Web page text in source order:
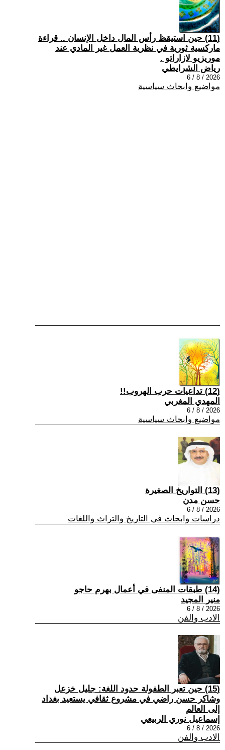
(11) حين استيقظ رأس المال داخل الإنسان .. قراءة
ماركسية ثورية في نظرية العمل غير المادي عند
موريزيو لازاراتو .
رياض الشرايطي
2026 / 8 / 6
مواضيع وابحاث سياسية
(12) تداعيات حرب الهروب!!
المهدي المغربي
2026 / 8 / 6
مواضيع وابحاث سياسية
(13) التواريخ الصغيرة
حسن مدن
2026 / 8 / 6
دراسات وابحاث في التاريخ والتراث واللغات
(14) طبقات المنفى في أعمال بهرم حاجو
منير المجيد
2026 / 8 / 6
الادب والفن
(15) حين تعبر الطفولة حدود اللغة: جليل خزعل
وشاكر حسن راضي في مشروع ثقافي يستعيد بغداد
إلى العالم
إسماعيل نوري الربيعي
2026 / 8 / 6
الادب والفن